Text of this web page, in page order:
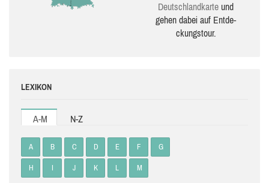
Deutsch­land­karte und
gehen dabei auf Ent­de­
ckungs­tour.
LEXIKON
A-M N-Z
A B C D E F G
H I J K L M